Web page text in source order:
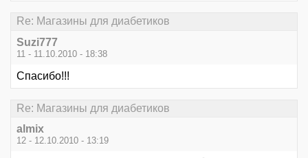
Re: Магазины для диабетиков
Suzi777
11 - 11.10.2010 - 18:38
Спасибо!!!
Re: Магазины для диабетиков
almix
12 - 12.10.2010 - 13:19